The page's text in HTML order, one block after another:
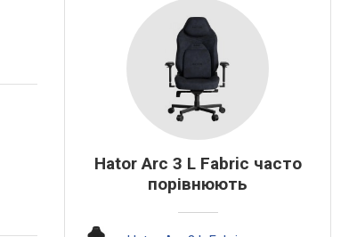
Hator Arc 3 L Fabric часто
порівнюють